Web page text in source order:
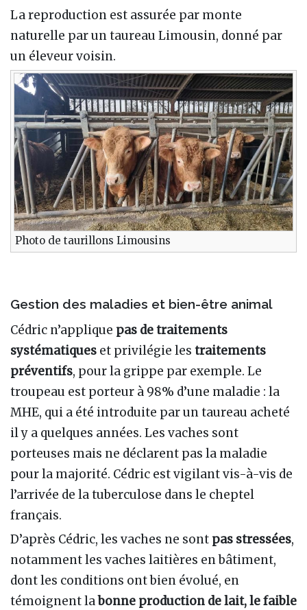
La reproduction est assurée par monte
naturelle par un taureau Limousin, donné par
un éleveur voisin.
Photo de taurillons Limousins
Gestion des maladies et bien-être animal
Cédric n’applique pas de traitements
systématiques et privilégie les traitements
préventifs, pour la grippe par exemple. Le
troupeau est porteur à 98% d’une maladie : la
MHE, qui a été introduite par un taureau acheté
il y a quelques années. Les vaches sont
porteuses mais ne déclarent pas la maladie
pour la majorité. Cédric est vigilant vis-à-vis de
l’arrivée de la tuberculose dans le cheptel
français.
D’après Cédric, les vaches ne sont pas stressées,
notamment les vaches laitières en bâtiment,
dont les conditions ont bien évolué, en
témoignent labonne production de lait, le faible